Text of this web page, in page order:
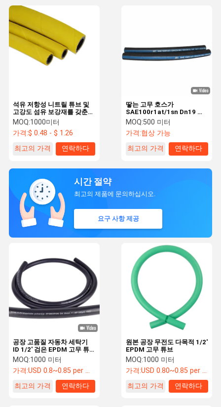
석유 저항성 니트릴 튜브 및
고강도 섬유 보강재를 갖춘
산업용 다목적 고무 호스 (광
산 장비용)
MOQ:1000미터
가격:$ 0.48 - $ 1.26
최고의 가격
연락하다
땋는 고무 호스가
SAE100r1at/1sn Dn19 고
압 유압 호스에 의하여, 타전
합니다
MOQ:500 미터
가격:협상 가능
최고의 가격
연락하다
시간 절약
최고의 제품에 문의하십시오.
요구 사항 제공
원본 공장 무전도 다목적 1/2'
EPDM 고무 튜브
MOQ:1000 미터
가격:USD 0.80~0.85 per meter
최고의 가격
연락하다
공장 고품질 자동차 세탁기
ID 1/2' 검은 EPDM 고무 튜
브
MOQ:1000 미터
가격:USD 0.8~0.85 per meter
최고의 가격
연락하다